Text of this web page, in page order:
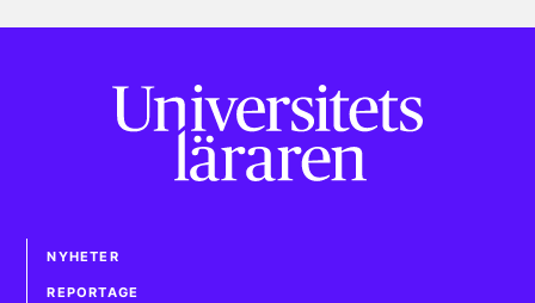
NYHETER
REPORTAGE